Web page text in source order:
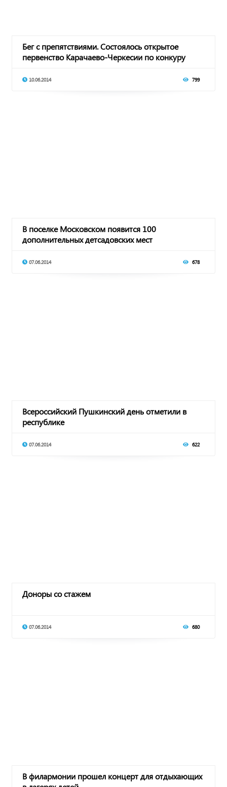
Бег с препятствиями. Состоялось открытое
первенство Карачаево-Черкесии по конкуру
10.06.2014 799
В поселке Московском появится 100
дополнительных детсадовских мест
07.06.2014 678
Всероссийский Пушкинский день отметили в
республике
07.06.2014 622
Доноры со стажем
07.06.2014 680
В филармонии прошел концерт для отдыхающих